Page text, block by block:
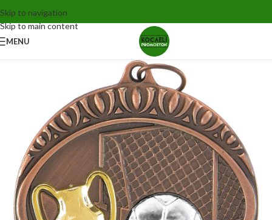
Skip to navigation
Skip to main content
MENU